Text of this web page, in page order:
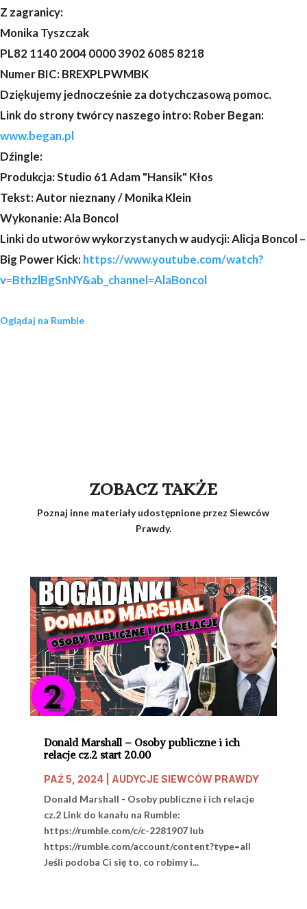
Z zagranicy:
Monika Tyszczak
PL82 1140 2004 0000 3902 6085 8218
Numer BIC: BREXPLPWMBK
Dziękujemy jednocześnie za dotychczasową pomoc.
Link do strony twórcy naszego intro: Rober Began:
www.began.pl
Dźingle:
Produkcja: Studio 61 Adam "Hansik" Kłos
Tekst: Autor nieznany / Monika Klein
Wykonanie: Ala Boncol
Linki do utworów wykorzystanych w audycji: Alicja Boncol –
Big Power Kick: https://www.youtube.com/watch?
v=BthzlBgSnNY&ab_channel=AlaBoncol
Oglądaj na Rumble
ZOBACZ TAKŻE
Poznaj inne materiały udostępnione przez Siewców
Prawdy.
Donald Marshall – Osoby publiczne i ich
relacje cz.2 start 20.00
PAŹ 5, 2024| AUDYCJE SIEWCÓW PRAWDY
Donald Marshall - Osoby publiczne i ich relacje
cz.2 Link do kanału na Rumble:
https://rumble.com/c/c-2281907 lub
https://rumble.com/account/content?type=all
Jeśli podoba Ci się to, co robimy i...